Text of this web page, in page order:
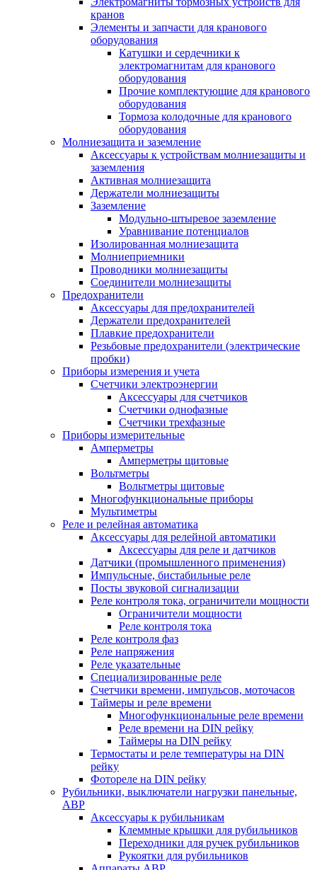
кранов
Элементы и запчасти для кранового
оборудования
Катушки и сердечники к
электромагнитам для кранового
оборудования
Прочие комплектующие для кранового
оборудования
Тормоза колодочные для кранового
оборудования
Молниезащита и заземление
Аксессуары к устройствам молниезащиты и
заземления
Активная молниезащита
Держатели молниезащиты
Заземление
Модульно-штыревое заземление
Уравнивание потенциалов
Изолированная молниезащита
Молниеприемники
Проводники молниезащиты
Соединители молниезащиты
Предохранители
Аксессуары для предохранителей
Держатели предохранителей
Плавкие предохранители
Резьбовые предохранители (электрические
пробки)
Приборы измерения и учета
Счетчики электроэнергии
Аксессуары для счетчиков
Счетчики однофазные
Счетчики трехфазные
Приборы измерительные
Амперметры
Амперметры щитовые
Вольтметры
Вольтметры щитовые
Многофункциональные приборы
Мультиметры
Реле и релейная автоматика
Аксессуары для релейной автоматики
Аксессуары для реле и датчиков
Датчики (промышленного применения)
Импульсные, бистабильные реле
Посты звуковой сигнализации
Реле контроля тока, ограничители мощности
Ограничители мощности
Реле контроля тока
Реле контроля фаз
Реле напряжения
Реле указательные
Специализированные реле
Счетчики времени, импульсов, моточасов
Таймеры и реле времени
Многофункциональные реле времени
Реле времени на DIN рейку
Таймеры на DIN рейку
Термостаты и реле температуры на DIN
рейку
Фотореле на DIN рейку
Рубильники, выключатели нагрузки панельные,
АВР
Аксессуары к рубильникам
Клеммные крышки для рубильников
Переходники для ручек рубильников
Рукоятки для рубильников